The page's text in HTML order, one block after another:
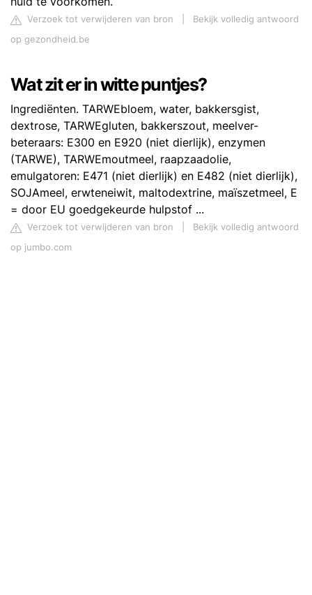
Verzoek tot verwijderen van bron
Bekijk volledig antwoord
op gezondheid.be
Wat zit er in witte puntjes?
Ingrediënten. TARWEbloem, water, bakkersgist,
dextrose, TARWEgluten, bakkerszout, meelver-
beteraars: E300 en E920 (niet dierlijk), enzymen
(TARWE), TARWEmoutmeel, raapzaadolie,
emulgatoren: E471 (niet dierlijk) en E482 (niet dierlijk),
SOJAmeel, erwteneiwit, maltodextrine, maïszetmeel, E
= door EU goedgekeurde hulpstof ...
Verzoek tot verwijderen van bron
Bekijk volledig antwoord
op jumbo.com